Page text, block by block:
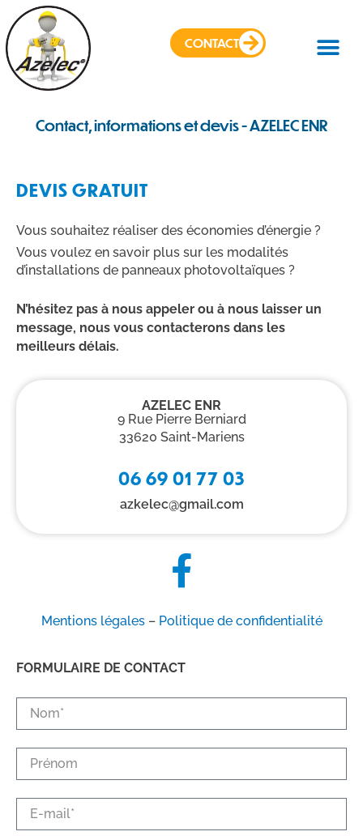
CONTACT
Contact, informations et devis - AZELEC ENR
DEVIS GRATUIT
Vous souhaitez réaliser des économies d’énergie ?
Vous voulez en savoir plus sur les modalités
d’installations de panneaux photovoltaïques ?
N’hésitez pas à nous appeler ou à nous laisser un
message, nous vous contacterons dans les
meilleurs délais.
AZELEC ENR
9 Rue Pierre Berniard
33620 Saint-Mariens
06 69 01 77 03
azkelec@gmail.com
Mentions légales– Politique de confidentialité
FORMULAIRE DE CONTACT